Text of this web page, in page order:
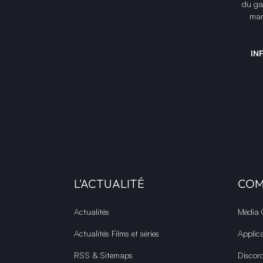
du
L'ACTUALITÉ
Actualités
Actualités Films et séries
RSS & Sitemaps
Média